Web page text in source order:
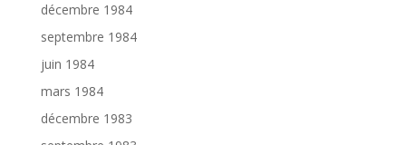
décembre 1984
septembre 1984
juin 1984
mars 1984
décembre 1983